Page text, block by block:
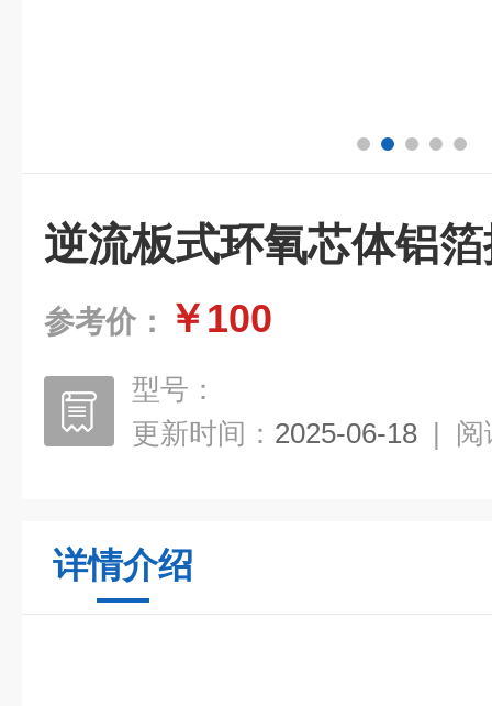
逆流板式环氧芯体铝
参考价： ￥100
型号：
更新时间： 2025-06-18 | 阅
详情介绍